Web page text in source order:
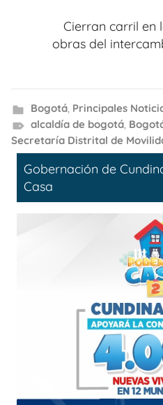
Cierran carril en
obras del
Bogotá, Principales
alcaldía de bogotá,
Secretaría Distrital de
Gobernación de
Casa